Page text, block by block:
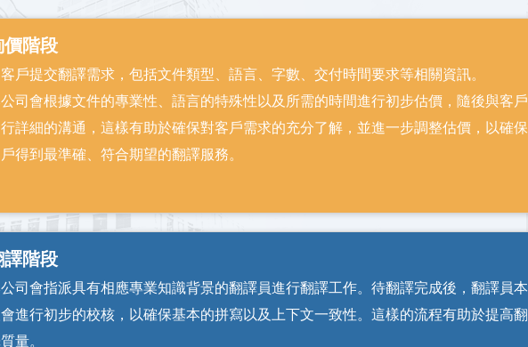
階段
戶提交翻譯需求，包括文件類型、語言、字數、交付時間要求等相關資訊。
司會根據文件的專業性、語言的特殊性以及所需的時間進行初步估價，隨後與客戶
詳細的溝通，這樣有助於確保對客戶需求的充分了解，並進一步調整估價，以確保
得到最準確、符合期望的翻譯服務。
階段
司會指派具有相應專業知識背景的翻譯員進行翻譯工作。待翻譯完成後，翻譯員本
進行初步的校核，以確保基本的拼寫以及上下文一致性。這樣的流程有助於提高翻
量。